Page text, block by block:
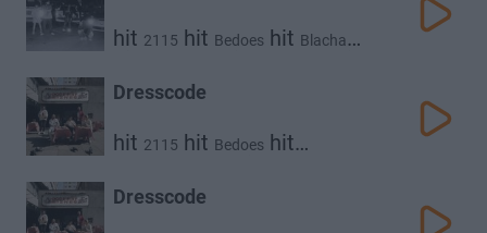
hit 2115 hit Bedoes hit Blacha
Pressa hit
Dresscode
hit 2115 hit Bedoes hit
Dresscode